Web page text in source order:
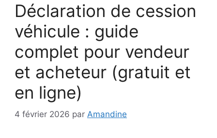
Déclaration de cession
véhicule : guide
complet pour vendeur
et acheteur (gratuit et
en ligne)
4 février 2026 par Amandine